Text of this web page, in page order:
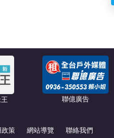
聯億廣告
政策 網站導覽 聯絡我們